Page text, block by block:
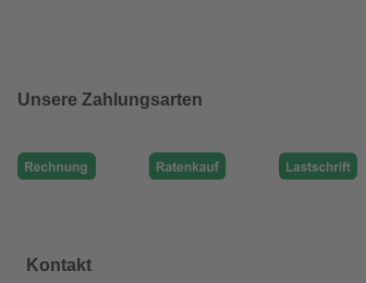
Unsere Zahlungsarten
Kontakt